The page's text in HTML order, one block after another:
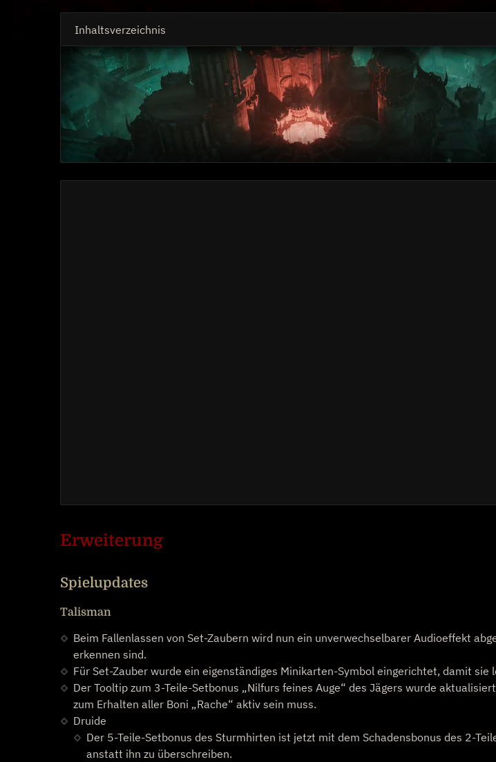
Inhaltsverzeichnis
Erweiterung
Spielupdates
Talisman
Beim Fallenlassen von Set-Zaubern wird nun ein unverwechselbarer Audioeffekt
erkennen sind.
Für Set-Zauber wurde ein eigenständiges Minikarten-Symbol eingerichtet, damit sie
Der Tooltip zum 3-Teile-Setbonus „Nilfurs feines Auge“ des Jägers wurde
zum Erhalten aller Boni „Rache“ aktiv sein muss.
Druide
Der 5-Teile-Setbonus des Sturmhirten ist jetzt mit dem Schadensbonus des 2-
anstatt ihn zu überschreiben.